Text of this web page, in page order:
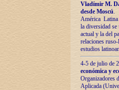
Vladímir М.
desde Moscú.
América Latina
la diversidad
actual у lа del
relaciones
estudios
4-5 de julio de
económica y
Organizadores
Aplicada